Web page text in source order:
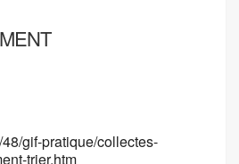
gif-pratique/collectes-
trier.htm